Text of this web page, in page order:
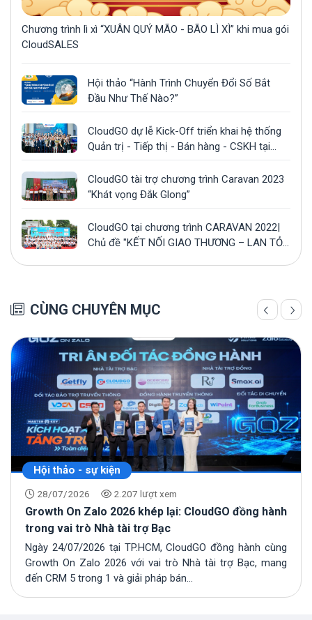
Chương trình lì xì “XUÂN QUÝ MÃO - BÃO LÌ XÌ” khi mua gói
CloudSALES
Hội thảo “Hành Trình Chuyển Đổi Số Bắt
Đầu Như Thế Nào?”
CloudGO dự lễ Kick-Off triển khai hệ thống
Quản trị - Tiếp thị - Bán hàng - CSKH tại
CloudGO tài trợ chương trình Caravan 2023
“Khát vọng Đắk Glong”
CloudGO tại chương trình CARAVAN 2022|
Chủ đề "KẾT NỐI GIAO THƯƠNG – LAN TỎA
CÙNG CHUYÊN MỤC
Hội thảo - sự kiện
28/07/2026 2.207 lượt xem
Growth On Zalo 2026 khép lại: CloudGO đồng hành
trong vai trò Nhà tài trợ Bạc
Ngày 24/07/2026 tại TP.HCM, CloudGO đồng hành cùng
Growth On Zalo 2026 với vai trò Nhà tài trợ Bạc, mang
đến CRM 5 trong 1 và giải pháp bán...